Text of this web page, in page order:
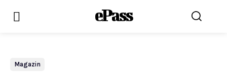
ePass
Magazin